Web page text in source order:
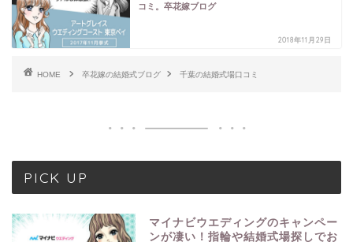
コミ。卒花嫁ブログ
2018年11月29日
HOME 卒花嫁の結婚式ブログ 千葉の結婚式場口コミ
PICK UP
マイナビウエディングのキャンペー
ンが凄い！指輪や結婚式場探しでお